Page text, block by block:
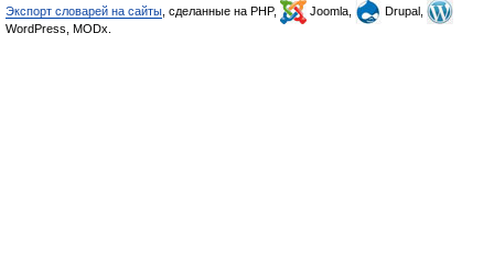
Экспорт словарей на сайты , сделанные на PHP, Joomla,
Drupal,
WordPress, MODx.